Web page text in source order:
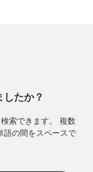
たか？
索できます。 複数
語の間をスペースで